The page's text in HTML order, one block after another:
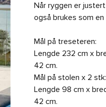
Når ryggen er
også brukes som
Mål på treseteren:
Lengde 232 cm x
42 cm.
Mål på stolen x 2 stk:
Lengde 98 cm x
42 cm.